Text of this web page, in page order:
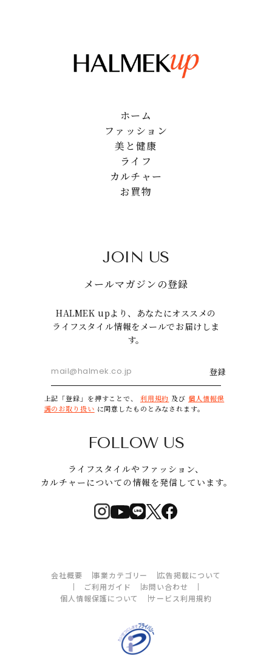
ホーム
ファッション
美と健康
ライフ
カルチャー
お買物
JOIN US
メールマガジンの登録
HALMEK upより、あなたにオススメの
ライフスタイル情報をメールでお届けしま
す。
登録
上記「登録」を押すことで、 利用規約 及び 個人情報保
護のお取り扱い に同意したものとみなされます。
FOLLOW US
ライフスタイルやファッション、
カルチャーについての情報を発信しています。
会社概要 事業カテゴリー
広告掲載について
ご利用ガイド
お問い合わせ
個人情報保護について
サービス利用規約